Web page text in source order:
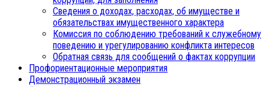
Сведения о доходах, расходах, об имуществе и
обязательствах имущественного характера
Комиссия по соблюдению требований к служебному
поведению и урегулированию конфликта интересов
Обратная связь для сообщений о фактах коррупции
Профориентационные мероприятия
Демонстрационный экзамен